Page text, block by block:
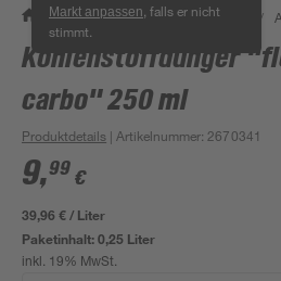
Markt anpassen , falls er nicht
stimmt.
/ Garten & Freizeit / Tierbedarf /
Kohlenstoffdünger
carbo" 250 ml
Produktdetails | Artikelnummer: 2670341
9,99 €
39,96 € / Liter
Paketinhalt:0,25 Liter
inkl. 19% MwSt.